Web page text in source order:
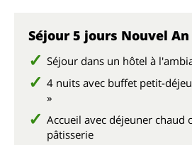
Séjour 5 jours Nouvel An
Séjour dans un hôtel à
4 nuits avec buffet petit-
»
Accueil avec déjeuner chaud
pâtisserie